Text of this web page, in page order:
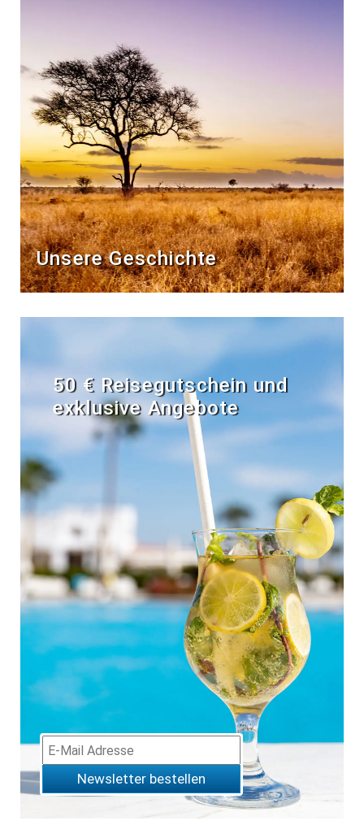
Unsere Geschichte
50 € Reisegutschein und
exklusive Angebote
Newsletter bestellen